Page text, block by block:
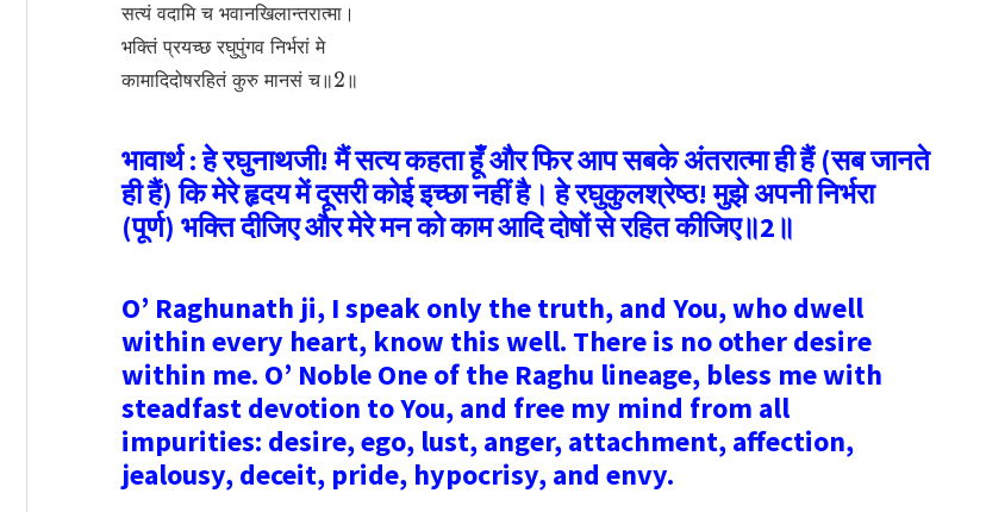
सत्यं वदामि च भवानखिलान्तरात्मा।
भक्तिं प्रयच्छ रघुपुंगव निर्भरां मे
कामादिदोषरहितं कुरु मानसं च॥2॥
भावार्थ : हे रघुनाथजी! मैं सत्य कहता हूँ और फिर आप सबके अंतरात्मा ही हैं (सब जानते
ही हैं) कि मेरे हृदय में दूसरी कोई इच्छा नहीं है। हे रघुकुलश्रेष्ठ! मुझे अपनी निर्भरा
(पूर्ण) भक्ति दीजिए और मेरे मन को काम आदि दोषों से रहित कीजिए॥2॥
O’ Raghunath ji, I speak only the truth, and You, who dwell
within every heart, know this well. There is no other desire
within me. O’ Noble One of the Raghu lineage, bless me with
steadfast devotion to You, and free my mind from all
impurities: desire, ego, lust, anger, attachment, affection,
jealousy, deceit, pride, hypocrisy, and envy.